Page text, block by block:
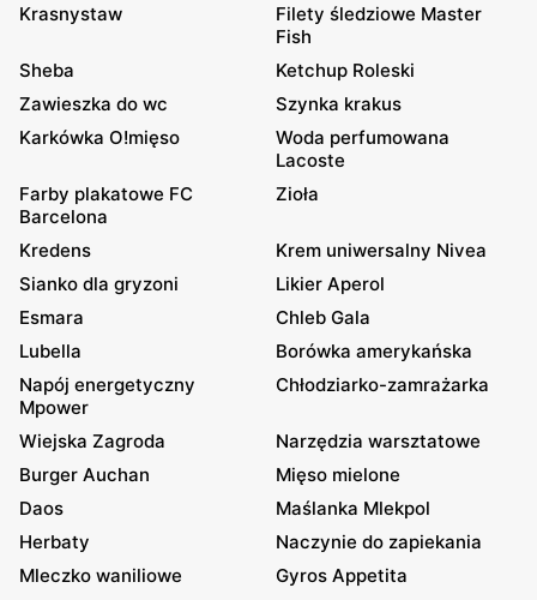
Krasnystaw
Filety śledziowe Master
Fish
Sheba
Ketchup Roleski
Zawieszka do wc
Szynka krakus
Karkówka O!mięso
Woda perfumowana
Lacoste
Farby plakatowe FC
Barcelona
Zioła
Kredens
Krem uniwersalny Nivea
Sianko dla gryzoni
Likier Aperol
Esmara
Chleb Gala
Lubella
Borówka amerykańska
Napój energetyczny
Mpower
Chłodziarko-zamrażarka
Wiejska Zagroda
Narzędzia warsztatowe
Burger Auchan
Mięso mielone
Daos
Maślanka Mlekpol
Herbaty
Naczynie do zapiekania
Mleczko waniliowe
Gyros Appetita